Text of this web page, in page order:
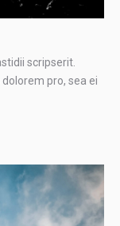
scripserit.
pro, sea ei